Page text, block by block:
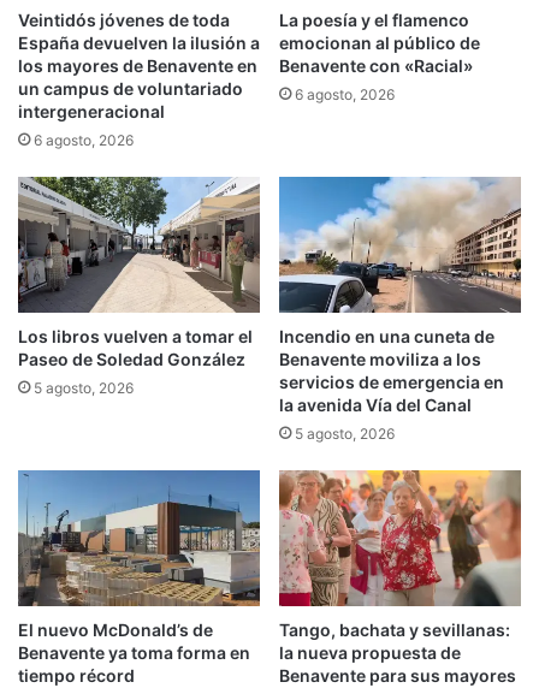
Veintidós jóvenes de toda
España devuelven la ilusión a
los mayores de Benavente en
un campus de voluntariado
intergeneracional
6 agosto, 2026
La poesía y el flamenco
emocionan al público de
Benavente con «Racial»
6 agosto, 2026
Los libros vuelven a tomar el
Paseo de Soledad González
5 agosto, 2026
Incendio en una cuneta de
Benavente moviliza a los
servicios de emergencia en
la avenida Vía del Canal
5 agosto, 2026
El nuevo McDonald’s de
Benavente ya toma forma en
tiempo récord
Tango, bachata y sevillanas:
la nueva propuesta de
Benavente para sus mayores